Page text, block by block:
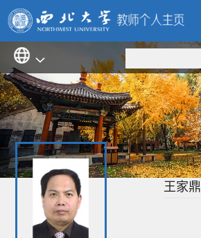
王家鼎